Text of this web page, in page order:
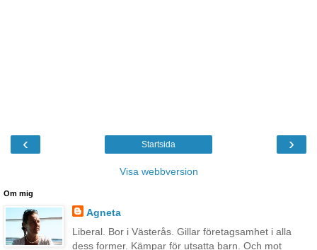
‹ ›
Startsida
Visa webbversion
Om mig
Agneta
Liberal. Bor i Västerås. Gillar företagsamhet i alla
dess former. Kämpar för utsatta barn. Och mot